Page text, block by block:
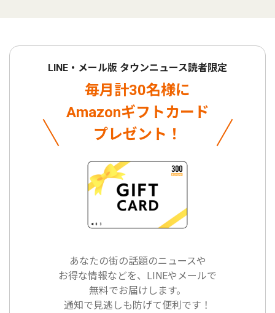
LINE・メール版 タウンニュース読者限定
毎月計30名様に
Amazonギフトカード
プレゼント！
あなたの街の話題のニュースや
お得な情報などを、LINEやメールで
無料でお届けします。
通知で見逃しも防げて便利です！